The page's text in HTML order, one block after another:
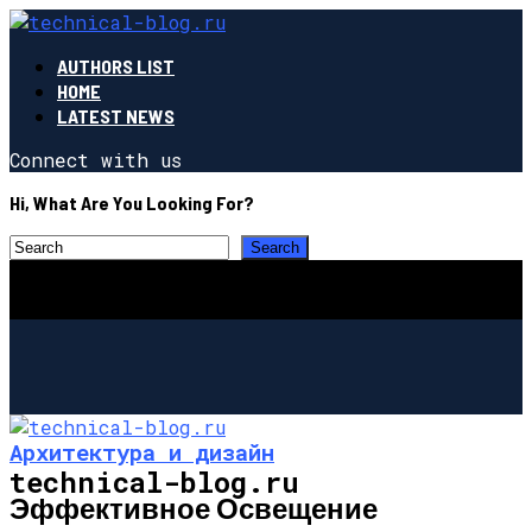
AUTHORS LIST
HOME
LATEST NEWS
Connect with us
Hi, What Are You Looking For?
technical-blog.ru
Архитектура и дизайн
Эффективное Освещение